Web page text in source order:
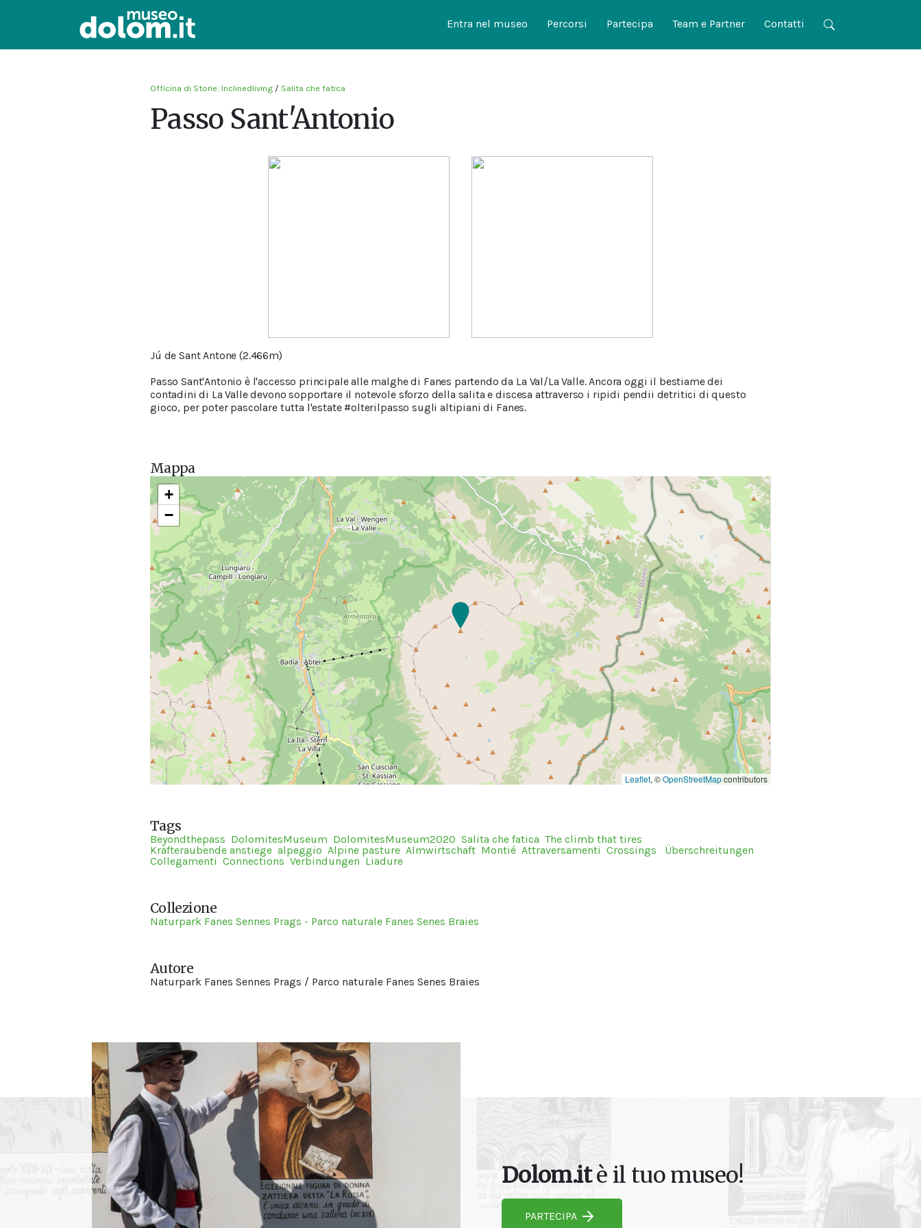
Entra nel museo Percorsi Partecipa Team e Partner Contatti
Officina di Storie: Inclinedliving / Salita che fatica
Passo Sant'Antonio
Jú de Sant Antone (2.466m)
Passo Sant'Antonio è l'accesso principale alle malghe di Fanes partendo da La Val/La Valle. Ancora oggi il bestiame dei
contadini di La Valle devono sopportare il notevole sforzo della salita e discesa attraverso i ripidi pendii detritici di questo
gioco, per poter pascolare tutta l'estate #olterilpasso sugli altipiani di Fanes.
Mappa
+
−
Leaflet, ©OpenStreetMapcontributors
Tags
Beyondthepass DolomitesMuseum DolomitesMuseum2020 Salita che fatica The climb that tires
Kräfteraubende anstiege alpeggio Alpine pasture Almwirtschaft Montié Attraversamenti Crossings
Überschreitungen
Collegamenti Connections Verbindungen Liadure
Collezione
Naturpark Fanes Sennes Prags - Parco naturale Fanes Senes Braies
Autore
Naturpark Fanes Sennes Prags / Parco naturale Fanes Senes Braies
Dolom.itè il tuo museo!
PARTECIPA